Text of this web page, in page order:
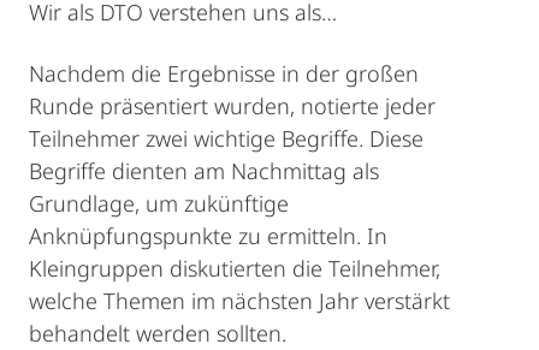
Wir als DTO verstehen uns als…
Nachdem die Ergebnisse in der großen
Runde präsentiert wurden, notierte jeder
Teilnehmer zwei wichtige Begriffe. Diese
Begriffe dienten am Nachmittag als
Grundlage, um zukünftige
Anknüpfungspunkte zu ermitteln. In
Kleingruppen diskutierten die Teilnehmer,
welche Themen im nächsten Jahr verstärkt
behandelt werden sollten.